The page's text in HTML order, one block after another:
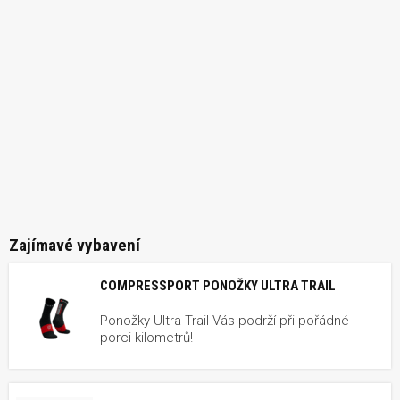
Zajímavé vybavení
COMPRESSPORT PONOŽKY ULTRA TRAIL
Ponožky Ultra Trail Vás podrží při pořádné
porci kilometrů!